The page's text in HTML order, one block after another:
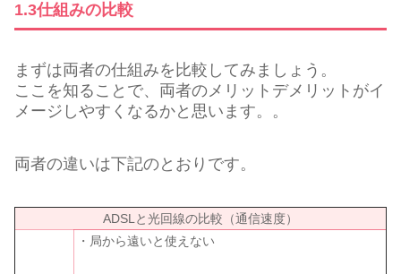
1.3仕組みの比較
まずは両者の仕組みを比較してみましょう。
ここを知ることで、両者のメリットデメリットがイ
メージしやすくなるかと思います。。
両者の違いは下記のとおりです。
ADSLと光回線の比較（通信速度）
・局から遠いと使えない